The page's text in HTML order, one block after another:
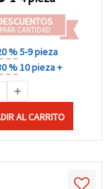
PARA CANTIDAD
%5-9 pieza
%10 pieza +
AL CARRITO